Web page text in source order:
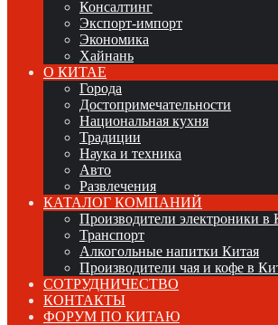
Консалтинг
Экспорт-импорт
Экономика
Хайнань
О КИТАЕ
Города
Достопримечательности
Национальная кухня
Традиции
Наука и техника
Авто
Развлечения
КАТАЛОГ КОМПАНИЙ
Производители электроники в
Транспорт
Алкогольные напитки Китая
Производители чая и кофе в
СОТРУДНИЧЕСТВО
КОНТАКТЫ
ФОРУМ ПО КИТАЮ